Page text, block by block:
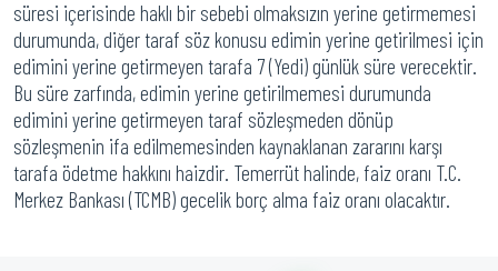
süresi içerisinde haklı bir sebebi olmaksızın yerine getirmemesi
durumunda, diğer taraf söz konusu edimin yerine getirilmesi için
edimini yerine getirmeyen tarafa 7 (Yedi) günlük süre verecektir.
Bu süre zarfında, edimin yerine getirilmemesi durumunda
edimini yerine getirmeyen taraf sözleşmeden dönüp
sözleşmenin ifa edilmemesinden kaynaklanan zararını karşı
tarafa ödetme hakkını haizdir. Temerrüt halinde, faiz oranı T.C.
Merkez Bankası (TCMB) gecelik borç alma faiz oranı olacaktır.